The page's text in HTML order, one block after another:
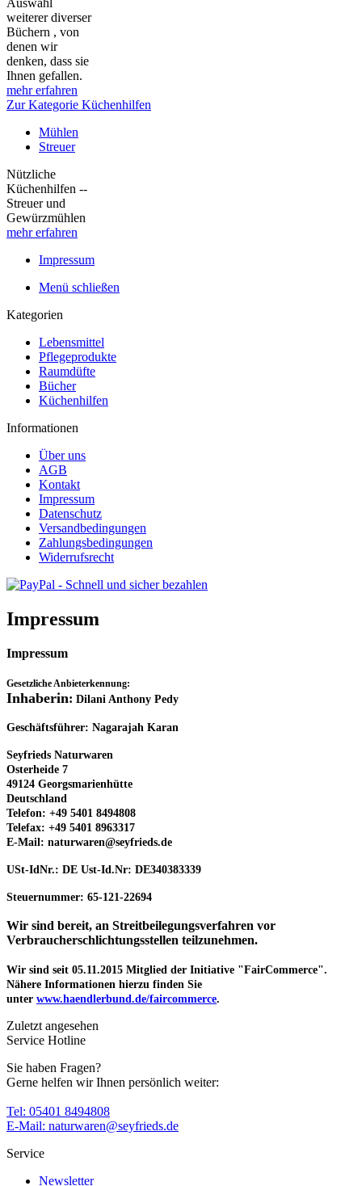
Auswahl
weiterer diverser
Büchern , von
denen wir
denken, dass sie
Ihnen gefallen.
mehr erfahren
Zur Kategorie Küchenhilfen
Mühlen
Streuer
Nützliche
Küchenhilfen --
Streuer und
Gewürzmühlen
mehr erfahren
Impressum
Menü schließen
Kategorien
Lebensmittel
Pflegeprodukte
Raumdüfte
Bücher
Küchenhilfen
Informationen
Über uns
AGB
Kontakt
Impressum
Datenschutz
Versandbedingungen
Zahlungsbedingungen
Widerrufsrecht
Impressum
Impressum
Gesetzliche Anbieterkennung:
Inhaberin: Dilani Anthony Pedy
Geschäftsführer: Nagarajah Karan
Seyfrieds Naturwaren
Osterheide 7
49124 Georgsmarienhütte
Deutschland
Telefon: +49 5401 8494808
Telefax: +49 5401 8963317
E-Mail: naturwaren@seyfrieds.de
USt-IdNr.: DE Ust-Id.Nr: DE340383339
Steuernummer: 65-121-22694
Wir sind bereit, an Streitbeilegungsverfahren vor
Verbraucherschlichtungsstellen teilzunehmen.
Wir sind seit 05.11.2015 Mitglied der Initiative "FairCommerce".
Nähere Informationen hierzu finden Sie
unter www.haendlerbund.de/faircommerce.
Zuletzt angesehen
Service Hotline
Sie haben Fragen?
Gerne helfen wir Ihnen persönlich weiter:
Tel: 05401 8494808
E-Mail: naturwaren@seyfrieds.de
Service
Newsletter